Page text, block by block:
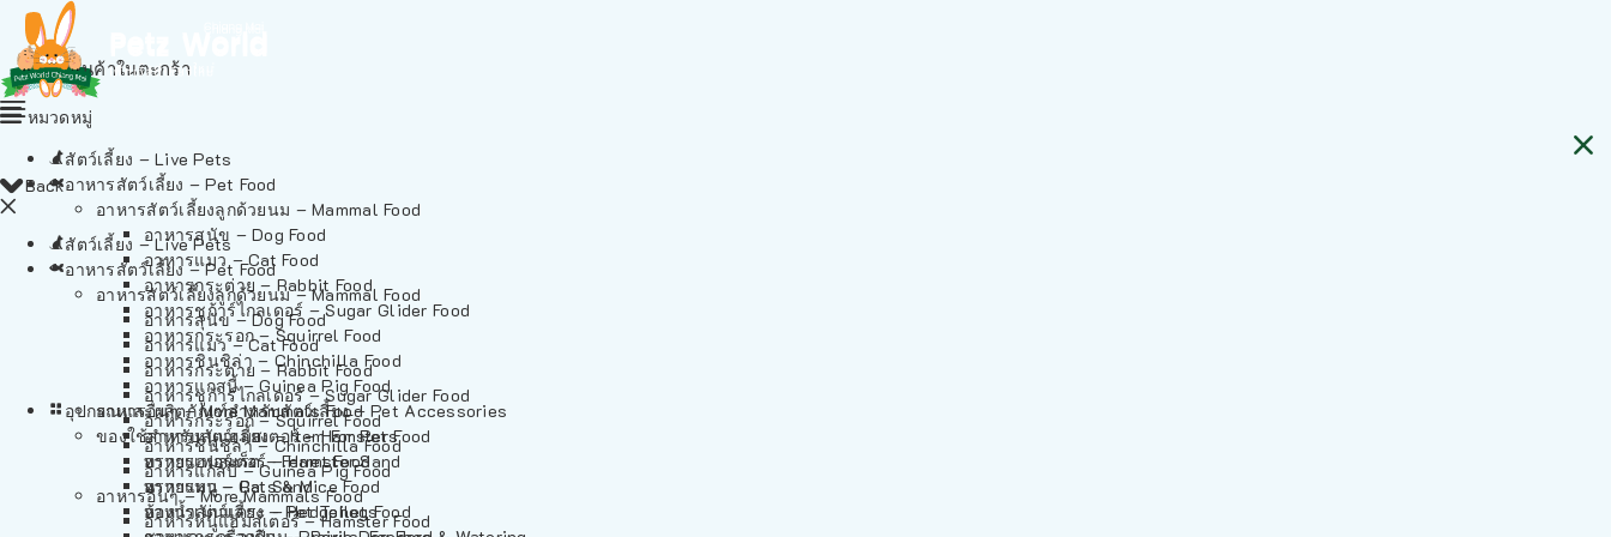
ไม่มีสินค้าในตะกร้า
Back
สัตว์เลี้ยง – Live Pets
อาหารสัตว์เลี้ยง – Pet Food
อาหารสัตว์เลี้ยงลูกด้วยนม – Mammal Food
อาหารสุนัข – Dog Food
อาหารแมว – Cat Food
อาหารกระต่าย – Rabbit Food
อาหารชูก้าร์ไกลเดอร์ – Sugar Glider Food
อาหารกระรอก – Squirrel Food
อาหารชินชิล่า – Chinchilla Food
อาหารแกสบี้ – Guinea Pig Food
อาหารอื่นๆ – More Mammals Food
อาหารหนูแฮมสเตอร์ – Hamster Food
หมวดหมู่
สัตว์เลี้ยง – Live Pets
อาหารสัตว์เลี้ยง – Pet Food
อาหารสัตว์เลี้ยงลูกด้วยนม – Mammal Food
อาหารสุนัข – Dog Food
อาหารแมว – Cat Food
อาหารกระต่าย – Rabbit Food
อาหารชูก้าร์ไกลเดอร์ – Sugar Glider Food
อาหารกระรอก – Squirrel Food
อาหารชินชิล่า – Chinchilla Food
อาหารแกสบี้ – Guinea Pig Food
อาหารอื่นๆ – More Mammals Food
อาหารหนูแฮมสเตอร์ – Hamster Food
อาหารเฟอร์เร็ต – Ferret Food
อาหารหนู – Rats & Mice Food
อาหารเม่นแคระ – Hedgehog Food
อุปกรณและผลิตภัณฑ์สำหรับสัตว์เลี้ยง – Pet Accessories
ของใช้สำหรับสัตว์เลี้ยง – Item For Pets
ทรายแฮมสเตอร์ – Hamster Sand
ทรายแมว – Cat Sand
ห้องน้ำสัตว์เลี้ยง – Pet Toilets